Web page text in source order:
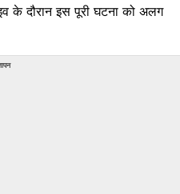
के दौरान इस पूरी घटना को अलग